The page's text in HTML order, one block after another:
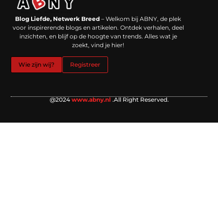
Blog Liefde, Netwerk Breed – Welkom bij ABNY, de plek
voor inspirerende blogs en artikelen. Ontdek verhalen, deel
inzichten, en blijf op de hoogte van trends. Alles wat je
zoekt, vind je hier!
Wie zijn wij? Registreer
@2024 www.abny.nl .All Right Reserved.